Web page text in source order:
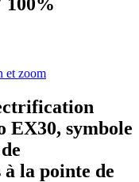
et zoom
EX30, symbole
la pointe de